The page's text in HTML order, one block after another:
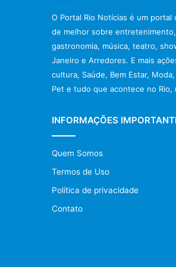
O Portal Rio Notícias é um
de melhor sobre
gastronomia, música, teatro,
Janeiro e Arredores. E mais
cultura, Saúde, Bem Estar,
Pet e tudo que acontece no Rio,
INFORMAÇÕES
Quem Somos
Termos de Uso
Política de privacidade
Contato